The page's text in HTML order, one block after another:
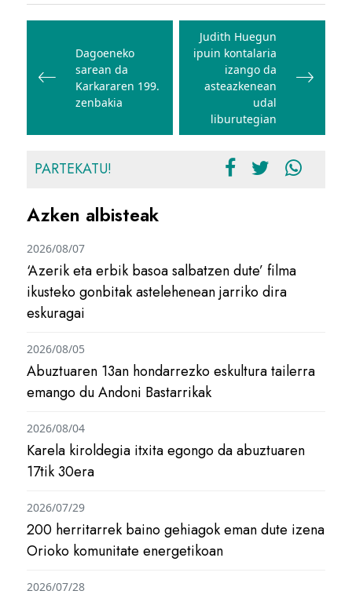
Bidalketetan
nabigatu
Dagoeneko
sarean da
Karkararen 199.
zenbakia
Judith Huegun
ipuin kontalaria
izango da
asteazkenean
udal
liburutegian
PARTEKATU!
Azken albisteak
‘Azerik eta erbik basoa salbatzen dute’ filma
ikusteko gonbitak astelehenean jarriko dira
eskuragai
2026/08/07
Abuztuaren 13an hondarrezko eskultura tailerra
emango du Andoni Bastarrikak
2026/08/05
Karela kiroldegia itxita egongo da abuztuaren
17tik 30era
2026/08/04
200 herritarrek baino gehiagok eman dute izena
Orioko komunitate energetikoan
2026/07/29
2026/07/28